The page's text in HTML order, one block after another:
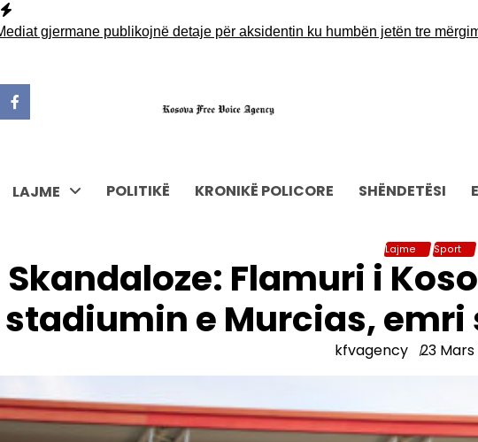
Skip
togjermane publikojnë detaje për aksidentin ku humbën jetën tre
LAJME POLITIKË KRONIKË POLICORE SHËNDETËSI
Lajme Sport
Skandaloze: Flamuri i
stadiumin e Murcias,
kfvagency 23